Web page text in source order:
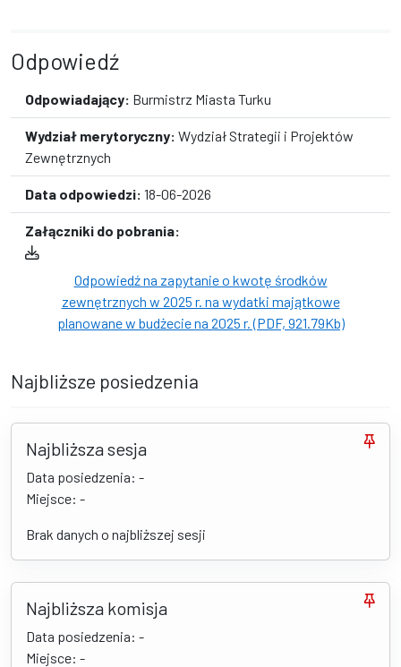
Odpowiedź
Odpowiadający: Burmistrz Miasta Turku
Wydział merytoryczny: Wydział Strategii i Projektów
Zewnętrznych
Data odpowiedzi: 18-06-2026
Załączniki do pobrania:
Odpowiedź na zapytanie o kwotę środków
zewnętrznych w 2025 r. na wydatki majątkowe
planowane w budżecie na 2025 r. (PDF, 921.79Kb)
Najbliższe posiedzenia
Najbliższa sesja
Data posiedzenia: -
Miejsce: -
Brak danych o najbliższej sesji
Najbliższa komisja
Data posiedzenia: -
Miejsce: -